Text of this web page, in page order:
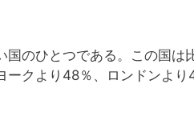
のひとつである。この国
クより48％、ロンドンより